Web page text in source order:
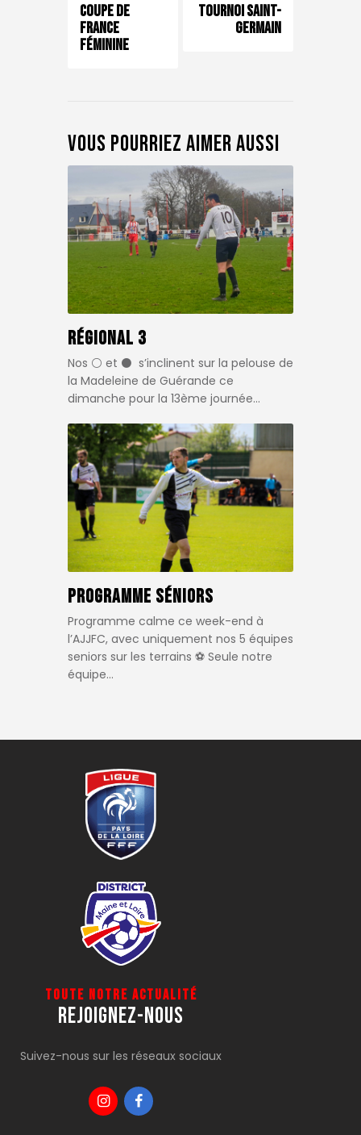
Coupe de
france
féminine
Tournoi Saint-
Germain
Vous pourriez aimer aussi
Régional 3
Nos ⚪️ et ⚫️ s’inclinent sur la pelouse de
la Madeleine de Guérande ce
dimanche pour la 13ème journée…
Programme Séniors
Programme calme ce week-end à
l’AJJFC, avec uniquement nos 5 équipes
seniors sur les terrains ⚽️ Seule notre
équipe…
Toute notre actualité
Rejoignez-Nous
Suivez-nous sur les réseaux sociaux